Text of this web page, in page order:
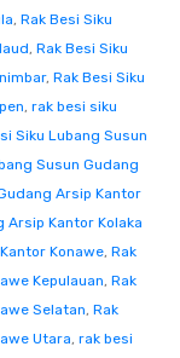
, Rak Besi Siku
, Rak Besi Siku
, Rak Besi Siku
, rak besi siku
Siku Lubang Susun
Susun Gudang
Arsip Kantor
Arsip Kantor Kolaka
Konawe, Rak
Kepulauan, Rak
Selatan, Rak
Utara, rak besi